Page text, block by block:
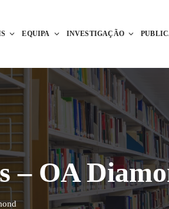
EQUIPA INVESTIGAÇÃO
– OA